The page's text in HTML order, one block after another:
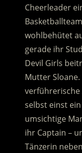
Cheerleader
wohlbehütet
gerade ihr
Devil Girls
Mutter
verführerische
selbst einst
umsichtige
ihr Captain –
Tänzerin